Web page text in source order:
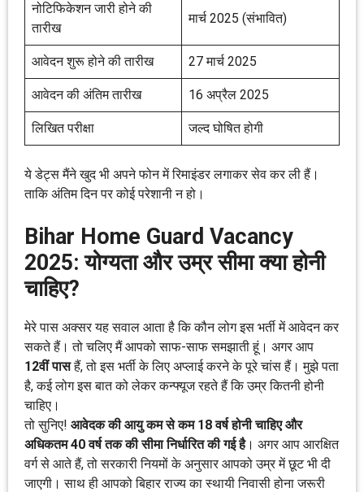
नोटिफिकेशन जारी होने की
तारीख
मार्च 2025 (संभावित)
आवेदन शुरू होने की तारीख 27 मार्च 2025
आवेदन की अंतिम तारीख 16 अप्रैल 2025
लिखित परीक्षा जल्द घोषित होगी
ये डेट्स मैंने खुद भी अपने फोन में रिमाइंडर लगाकर सेव कर ली हैं।
ताकि अंतिम दिन पर कोई परेशानी न हो।
Bihar Home Guard Vacancy
2025: योग्यता और उम्र सीमा क्या होनी
चाहिए?
मेरे पास अक्सर यह सवाल आता है कि कौन लोग इस भर्ती में आवेदन कर
सकते हैं। तो चलिए मैं आपको साफ-साफ समझाती हूं। अगर आप
12वीं पासहैं, तो इस भर्ती के लिए अप्लाई करने के पूरे चांस हैं। मुझे पता
है, कई लोग इस बात को लेकर कन्फ्यूज रहते हैं कि उम्र कितनी होनी
चाहिए।
तो सुनिए! आवेदक की आयु कम से कम 18 वर्ष होनी चाहिए और
अधिकतम 40 वर्ष तक की सीमा निर्धारित की गई है। अगर आप आरक्षित
वर्ग से आते हैं, तो सरकारी नियमों के अनुसार आपको उम्र में छूट भी दी
जाएगी। साथ ही आपको बिहार राज्य का स्थायी निवासी होना जरूरी